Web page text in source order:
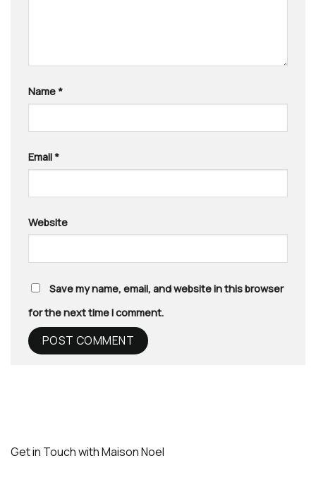
Name*
Email*
Website
Save my name, email, and website in this browser
for the next time I comment.
Get in Touch with Maison Noel